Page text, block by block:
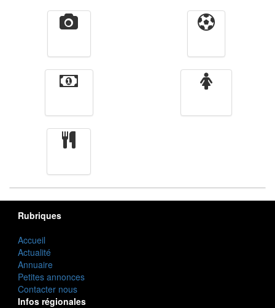
Rubriques
Accueil
Actualité
Annuaire
Petites annonces
Contacter nous
Infos régionales